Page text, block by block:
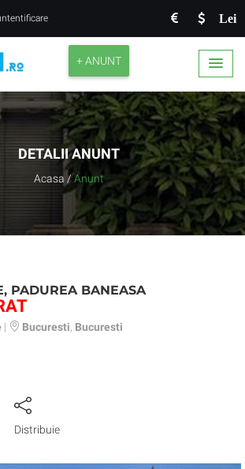
Lei
+ ANUNT
DETALII ANUNT
Acasa / Anunt
PADUREA BANEASA
| Bucuresti Bucuresti
Distribuie